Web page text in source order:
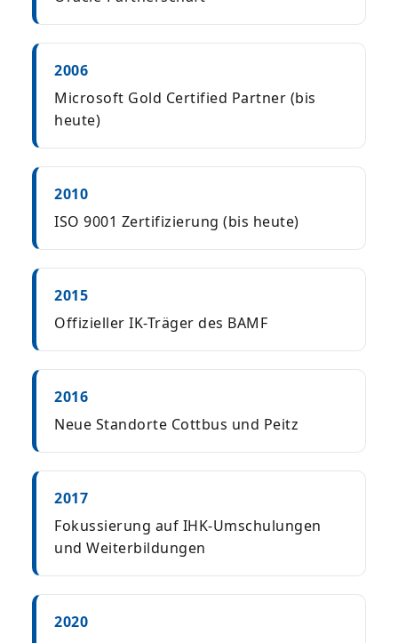
2006
Microsoft Gold Certified Partner (bis
heute)
2010
ISO 9001 Zertifizierung (bis heute)
2015
Offizieller IK-Träger des BAMF
2016
Neue Standorte Cottbus und Peitz
2017
Fokussierung auf IHK-Umschulungen
und Weiterbildungen
2020